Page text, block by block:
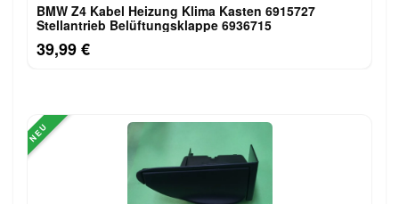
BMW Z4 Kabel Heizung Klima Kasten 6915727
Stellantrieb Belüftungsklappe 6936715
39,99 €
NEU